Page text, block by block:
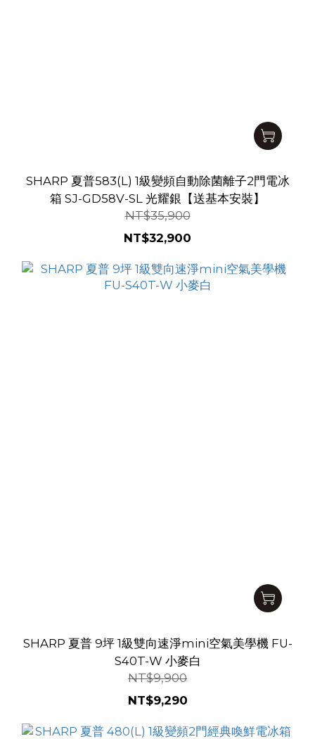
SHARP 夏普583(L) 1級變頻自動除菌離子2門電冰
箱 SJ-GD58V-SL 光耀銀【送基本安裝】
NT$35,900
NT$32,900
SHARP 夏普 9坪 1級雙向速淨mini空氣美學機 FU-
S40T-W 小麥白
NT$9,900
NT$9,290